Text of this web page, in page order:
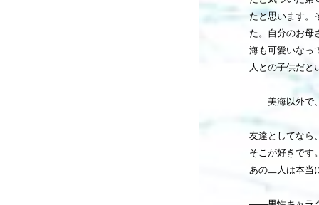
たと思います。
た。自分のお母
海も可愛いなっ
人との子供だと
――美海以外で
友達としてなら
そこが好きです
あの二人は本当